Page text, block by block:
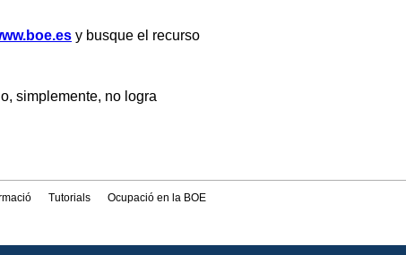
y busque el recurso
o, simplemente, no logra
Tutorials Ocupació en la BOE